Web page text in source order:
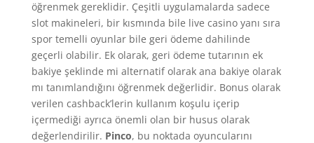
öğrenmek gereklidir. Çeşitli uygulamalarda sadece
slot makineleri, bir kısmında bile live casino yanı sıra
spor temelli oyunlar bile geri ödeme dahilinde
geçerli olabilir. Ek olarak, geri ödeme tutarının ek
bakiye şeklinde mi alternatif olarak ana bakiye olarak
mı tanımlandığını öğrenmek değerlidir. Bonus olarak
verilen cashback’lerin kullanım koşulu içerip
içermediği ayrıca önemli olan bir husus olarak
değerlendirilir. Pinco, bu noktada oyuncularını